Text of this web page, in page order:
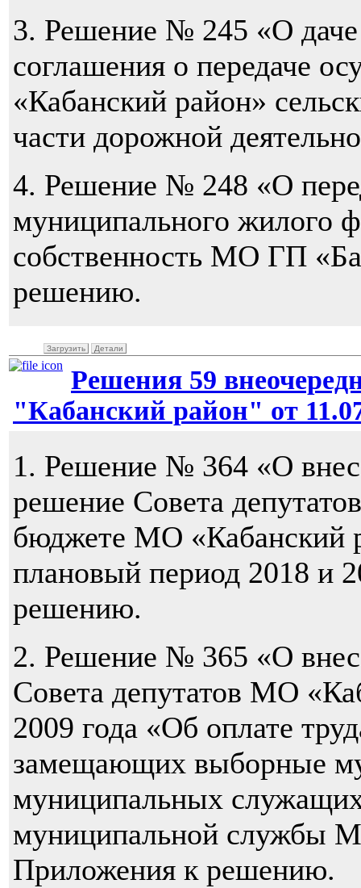
3. Решение № 245 «О даче
соглашения о передаче
«Кабанский район»
части дорожной
4. Решение № 248 «О
муниципального жилого
собственность МО ГП
решению.
Загрузить Детали
Решения 59
"Кабанский район" от
1. Решение № 364 «О
решение Совета
бюджете МО «Кабанский
плановый период 2018 и
решению.
2. Решение № 365 «О
Совета депутатов МО
2009 года «Об оплате
замещающих выборные
муниципальных
муниципальной службы
Приложения к решению.